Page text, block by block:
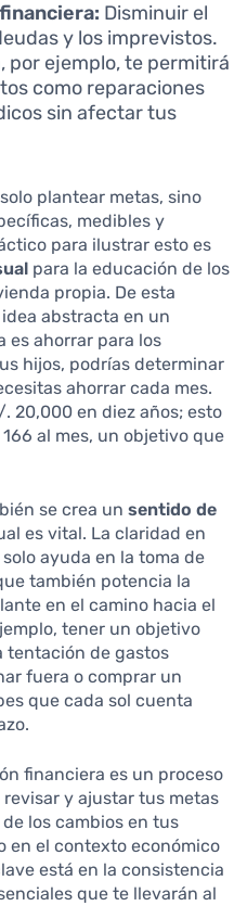
Disminuir el
y los imprevistos.
por ejemplo, te permitirá
como reparaciones
sin afectar tus
plantear metas, sino
medibles y
para ilustrar esto es
para la educación de los
propia. De esta
abstracta en un
es ahorrar para los
hijos, podrías determinar
ahorrar cada mes.
20,000 en diez años; esto
al mes, un objetivo que
se crea un sentido de
es vital. La claridad en
ayuda en la toma de
también potencia la
en el camino hacia el
tener un objetivo
tentación de gastos
fuera o comprar un
que cada sol cuenta
financiera es un proceso
y ajustar tus metas
los cambios en tus
en el contexto económico
está en la consistencia
que te llevarán al